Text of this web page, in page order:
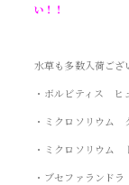
い！！
水草も多数入荷ござ
・ボルビティス ヒ
・ミクロソリウム
・ミクロソリウム
・ブセファランド